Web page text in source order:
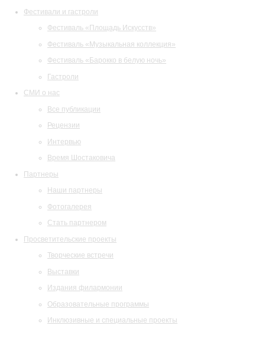
Фестивали и гастроли
Фестиваль «Площадь Искусств»
Фестиваль «Музыкальная коллекция»
Фестиваль «Барокко в белую ночь»
Гастроли
СМИ о нас
Все публикации
Рецензии
Интервью
Время Шостаковича
Партнеры
Наши партнеры
Фотогалерея
Стать партнером
Просветительские проекты
Творческие встречи
Выставки
Издания филармонии
Образовательные программы
Инклюзивные и специальные проекты